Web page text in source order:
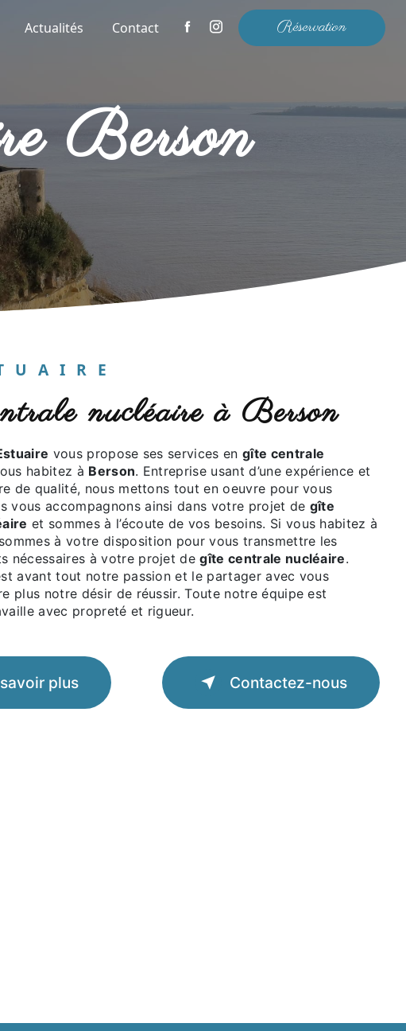
Actualités Contact Réservation
Berson
nucléaire à Berson
vous propose ses services en gîte centrale
habitez à Berson. Entreprise usant d’une expérience et
de qualité, nous mettons tout en oeuvre pour vous
vous accompagnons ainsi dans votre projet de gîte
et sommes à l’écoute de vos besoins. Si vous habitez à
à votre disposition pour vous transmettre les
nécessaires à votre projet degîte centrale nucléaire.
avant tout notre passion et le partager avec vous
plus notre désir de réussir. Toute notre équipe est
avec propreté et rigueur.
plus Contactez-nous